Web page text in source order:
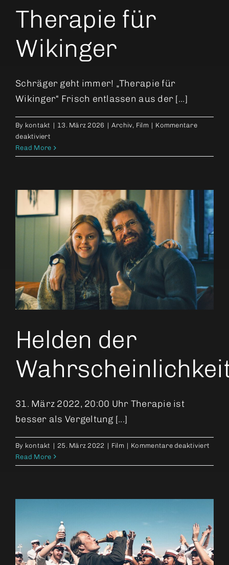
Therapie für
Wikinger
Schräger geht immer! „Therapie für
Wikinger“ Frisch entlassen aus der [...]
By kontakt | 13. März 2026 | Archiv, Film | Kommentare
deaktiviertfür
Therapie
für
Read More
Helden der
31. März 2022, 20:00 Uhr Therapie ist
besser als Vergeltung [...]
By kontakt | 25. März 2022 | Film | Kommentare deaktiviert
der
Read More